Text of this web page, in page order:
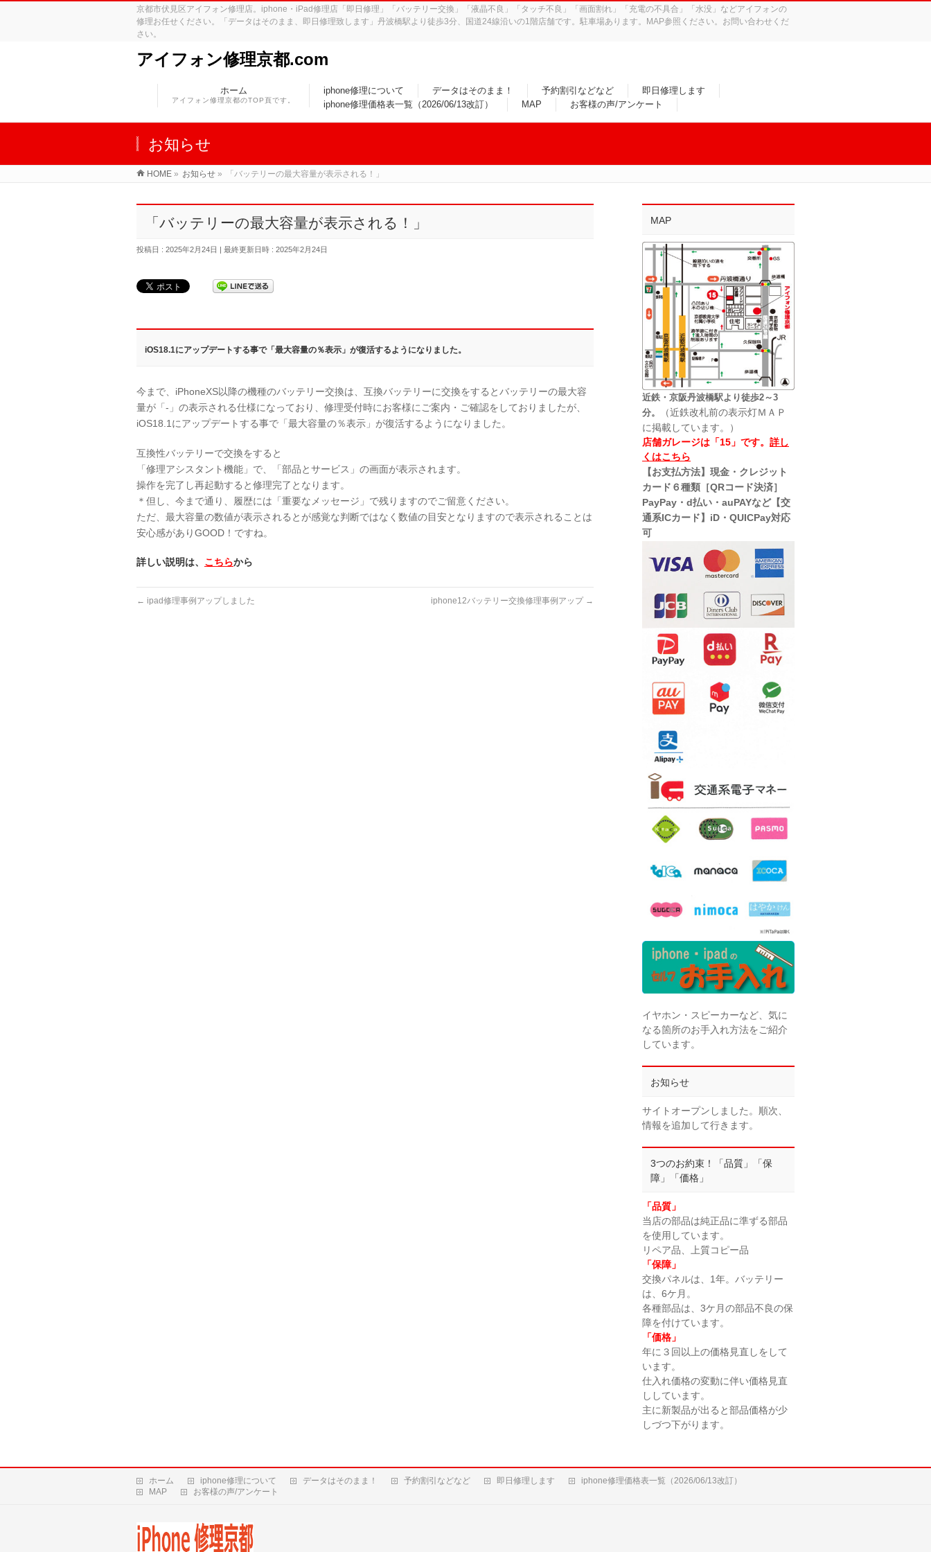
京都市伏見区アイフォン修理店。iphone・iPad修理店「即日修理」「バッテリー交換」「液晶不良」「タッチ不良」「画面割れ」「充電の不具合」「水没」などアイフォンの
修理お任せください。「データはそのまま、即日修理致します」丹波橋駅より徒歩3分、国道24線沿いの1階店舗です。駐車場あります。MAP参照ください。お問い合わせくだ
さい。
アイフォン修理京都.com
ホーム
アイフォン修理京都のTOP頁です。
iphone修理について データはそのまま！ 予約割引などなど
即日修理します
iphone修理価格表一覧（2026/06/13改訂）
MAP お客様の声/アンケート
お知らせ
HOME » お知らせ » 「バッテリーの最大容量が表示される！」
「バッテリーの最大容量が表示される！」
投稿日 : 2025年2月24日 最終更新日時 : 2025年2月24日
iOS18.1にアップデートする事で「最大容量の％表示」が復活するようになりました。
今まで、iPhoneXS以降の機種のバッテリー交換は、互換バッテリーに交換をするとバッテリーの最大容
量が「-」の表示される仕様になっており、修理受付時にお客様にご案内・ご確認をしておりましたが、
iOS18.1にアップデートする事で「最大容量の％表示」が復活するようになりました。
互換性バッテリーで交換をすると
「修理アシスタント機能」で、「部品とサービス」の画面が表示されます。
操作を完了し再起動すると修理完了となります。
＊但し、今まで通り、履歴には「重要なメッセージ」で残りますのでご留意ください。
ただ、最大容量の数値が表示されるとが感覚な判断ではなく数値の目安となりますので表示されることは
安心感がありGOOD！ですね。
詳しい説明は、 こちらから
← ipad修理事例アップしました iphone12バッテリー交換修理事例アップ →
MAP
近鉄・京阪丹波橋駅より徒歩2～3
分。
（近鉄改札前の表示灯ＭＡＰ
に掲載しています。）
店舗ガレージは「15」です。 詳し
くはこちら
【お支払方法】現金・クレジット
カード６種類［QRコード決済］
PayPay・d払い・auPAYなど【交
通系ICカード】iD・QUICPay対応
可
イヤホン・スピーカーなど、気に
なる箇所のお手入れ方法をご紹介
しています。
お知らせ
サイトオープンしました。順次、
情報を追加して行きます。
3つのお約束！「品質」「保
障」「価格」
「品質」
当店の部品は純正品に準ずる部品
を使用しています。
リペア品、上質コピー品
「保障」
交換パネルは、1年。バッテリー
は、6ケ月。
各種部品は、3ケ月の部品不良の保
障を付けています。
「価格」
年に３回以上の価格見直しをして
います。
仕入れ価格の変動に伴い価格見直
ししています。
主に新製品が出ると部品価格が少
しづつ下がります。
ホーム iphone修理について データはそのまま！ 予約割引などなど 即日修理します
iphone修理価格表一覧（2026/06/13改訂）
MAP
お客様の声/アンケート